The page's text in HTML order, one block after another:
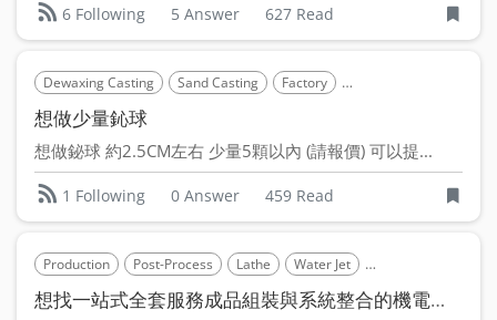
6 Following 5 Answer 627 Read
Dewaxing Casting Sand Casting Factory Centrifugal Casting
想做少量鈊球
想做鉍球 約2.5CM左右 少量5顆以內 (請報價) 可以提...
1 Following 0 Answer 459 Read
Production Post-Process Lathe Water Jet 3C Products
想找一站式全套服務成品組裝與系統整合的機電代工(OEM)